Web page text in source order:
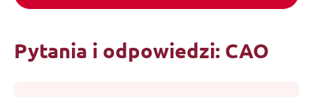
Pytania i odpowiedzi: CAO